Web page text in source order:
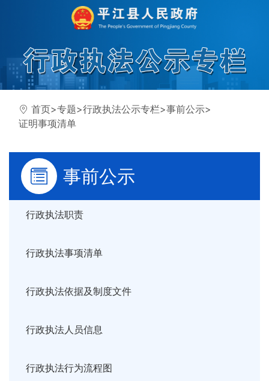
首页>专题>行政执法公示专栏>事前公示>
证明事项清单
事前公示
行政执法职责
行政执法事项清单
行政执法依据及制度文件
行政执法人员信息
行政执法行为流程图